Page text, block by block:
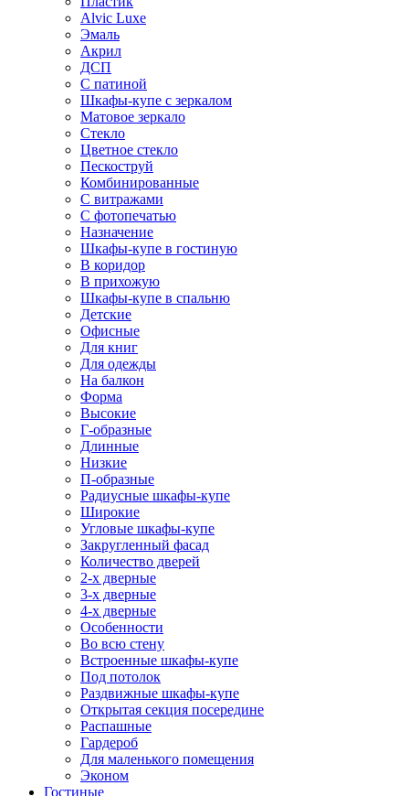
Alvic Luxe
Эмаль
Акрил
ДСП
С патиной
Шкафы-купе с зеркалом
Матовое зеркало
Стекло
Цветное стекло
Пескоструй
Комбинированные
С витражами
С фотопечатью
Назначение
Шкафы-купе в гостиную
В коридор
В прихожую
Шкафы-купе в спальню
Детские
Офисные
Для книг
Для одежды
На балкон
Форма
Высокие
Г-образные
Длинные
Низкие
П-образные
Радиусные шкафы-купе
Широкие
Угловые шкафы-купе
Закругленный фасад
Количество дверей
2-х дверные
3-х дверные
4-х дверные
Особенности
Во всю стену
Встроенные шкафы-купе
Под потолок
Раздвижные шкафы-купе
Открытая секция посередине
Распашные
Гардероб
Для маленького помещения
Эконом
Гостиные